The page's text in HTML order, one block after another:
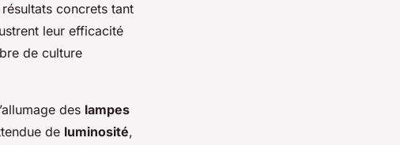
concrets tant
leur efficacité
de culture
des lampes
de luminosité,